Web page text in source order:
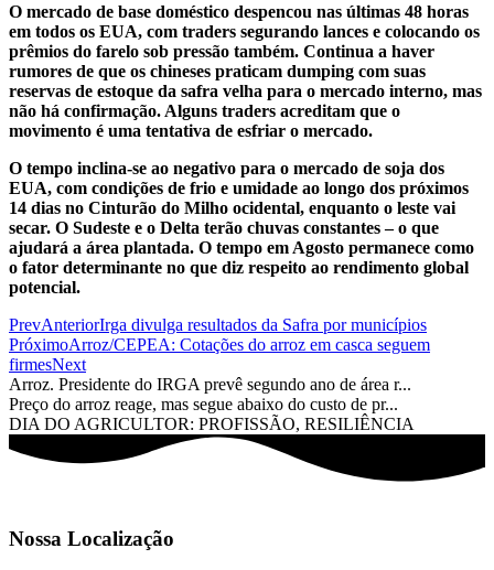
O mercado de base doméstico despencou nas últimas 48 horas
em todos os EUA, com traders segurando lances e colocando os
prêmios do farelo sob pressão também. Continua a haver
rumores de que os chineses praticam dumping com suas
reservas de estoque da safra velha para o mercado interno, mas
não há confirmação. Alguns traders acreditam que o
movimento é uma tentativa de esfriar o mercado.
O tempo inclina-se ao negativo para o mercado de soja dos
EUA, com condições de frio e umidade ao longo dos próximos
14 dias no Cinturão do Milho ocidental, enquanto o leste vai
secar. O Sudeste e o Delta terão chuvas constantes – o que
ajudará a área plantada. O tempo em Agosto permanece como
o fator determinante no que diz respeito ao rendimento global
potencial.
PrevAnteriorIrga divulga resultados da Safra por municípios
PróximoArroz/CEPEA: Cotações do arroz em casca seguem
firmesNext
Arroz. Presidente do IRGA prevê segundo ano de área r...
Preço do arroz reage, mas segue abaixo do custo de pr...
DIA DO AGRICULTOR: PROFISSÃO, RESILIÊNCIA
Nossa Localização